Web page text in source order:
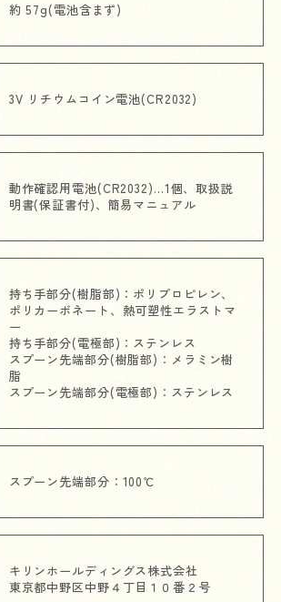
約 57g(電池含まず)
3V リチウムコイン電池(CR2032)
動作確認用電池(CR2032)…1個、取扱説
明書(保証書付)、簡易マニュアル
持ち手部分(樹脂部)：ポリプロピレン、
ポリカーボネート、熱可塑性エラストマ
ー
持ち手部分(電極部)：ステンレス
スプーン先端部分(樹脂部)：メラミン樹
脂
スプーン先端部分(電極部)：ステンレス
スプーン先端部分：100℃
キリンホールディングス株式会社
東京都中野区中野４丁目１０番２号